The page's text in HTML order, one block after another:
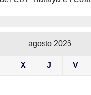
agosto 2026
X J V